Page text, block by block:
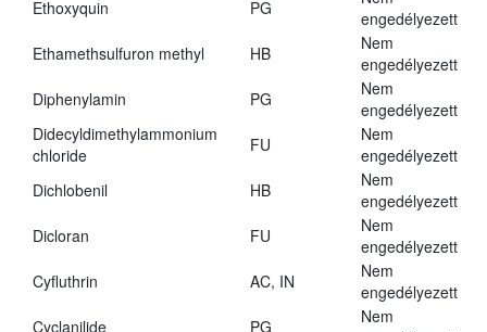
Ethoxyquin
PG
engedélyezett
Ethamethsulfuron methyl
HB
Nem
engedélyezett
Diphenylamin
PG
Nem
engedélyezett
Didecyldimethylammonium
chloride
FU
Nem
engedélyezett
Dichlobenil
HB
Nem
engedélyezett
Dicloran
FU
Nem
engedélyezett
Cyfluthrin
AC, IN
Nem
engedélyezett
Cyclanilide
PG
Nem